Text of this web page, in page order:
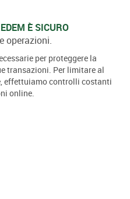
È SICURO
operazioni.
per proteggere la
transazioni. Per limitare al
effettuiamo controlli costanti
online.